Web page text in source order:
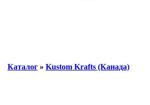
Каталог » Kustom Krafts (Канада)